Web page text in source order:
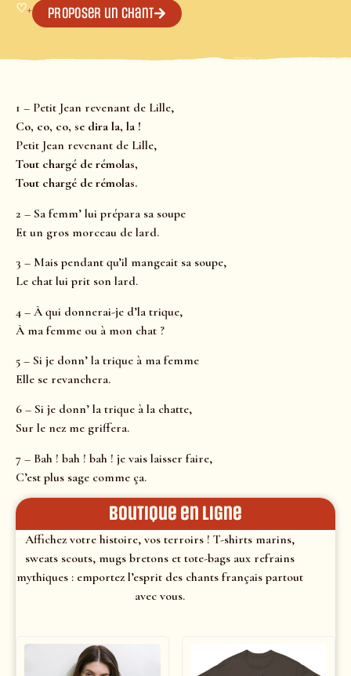
♡+ Proposer un chant
1 – Petit Jean revenant de Lille,
Co, co, co, se dira la, la !
Petit Jean revenant de Lille,
Tout chargé de rémolas,
Tout chargé de rémolas.
2 – Sa femm’ lui prépara sa soupe
Et un gros morceau de lard.
3 – Mais pendant qu’il mangeait sa soupe,
Le chat lui prit son lard.
4 – À qui donnerai-je d’la trique,
À ma femme ou à mon chat ?
5 – Si je donn’ la trique à ma femme
Elle se revanchera.
6 – Si je donn’ la trique à la chatte,
Sur le nez me griffera.
7 – Bah ! bah ! bah ! je vais laisser faire,
C’est plus sage comme ça.
Boutique en ligne
Affichez votre histoire, vos terroirs ! T-shirts marins,
sweats scouts, mugs bretons et tote-bags aux refrains
mythiques : emportez l’esprit des chants français partout
avec vous.